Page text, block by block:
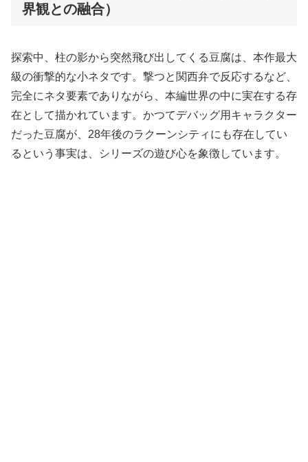
界観との融合）
探索中、柱の影から突然飛び出してくる豆腐は、本作最大
級の衝撃的な小ネタです。撃つと関西弁で反応するなど、
完全にネタ要素でありながら、本編世界の中に実在する存
在として描かれています。かつてデバッグ用キャラクター
だった豆腐が、28年後のラクーンシティにも存在してい
るという事実は、シリーズの遊び心を象徴しています。